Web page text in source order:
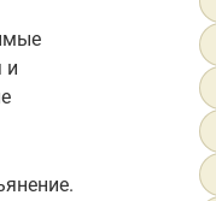
и